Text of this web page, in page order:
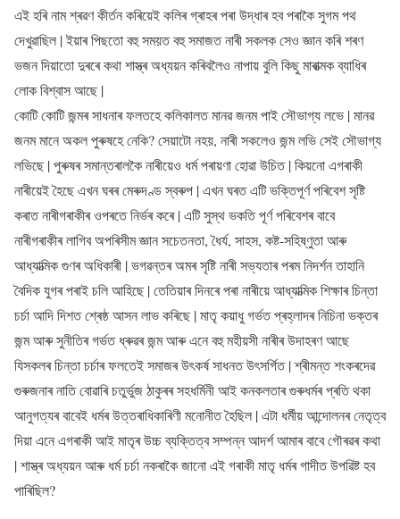
এই হৰি নাম শ্ৰৱণ কীৰ্তন কৰিয়েই কলিৰ গ্ৰাহৰ পৰা উদ্ধাৰ হব পৰাকৈ সুগম পথ
দেখুৱাছিল | ইয়াৰ পিছতো বহু সময়ত বহু সমাজত নাৰী সকলক সেও জ্ঞান কৰি শৰণ
ভজন দিয়াতো দুৰৰে কথা শাস্ত্ৰ অধ্যয়ন কৰিবলৈও নাপায় বুলি কিছু মাৰাত্মক ব্যাধিৰ
লোক বিশ্বাস আছে |
কোটি কোটি জন্মৰ সাধনাৰ ফলতহে কলিকালত মানৱ জনম পাই সৌভাগ্য লভে | মানৱ
জনম মানে অকল পুৰুষহে নেকি? সেয়াটো নহয়, নাৰী সকলেও জন্ম লভি সেই সৌভাগ্য
লভিছে | পুৰুষৰ সমান্তৰালকৈ নাৰীয়েও ধৰ্ম পৰায়ণা হোৱা উচিত | কিয়নো এগৰাকী
নাৰীয়েই হৈছে এখন ঘৰৰ মেৰুদণ্ড স্বৰুপ | এখন ঘৰত এটি ভক্তিপূৰ্ণ পৰিবেশ সৃষ্টি
কৰাত নাৰীগৰাকীৰ ওপৰতে নিৰ্ভৰ কৰে | এটি সুস্থ ভকতি পূৰ্ণ পৰিবেশৰ বাবে
নাৰীগৰাকীৰ লাগিব অপৰিসীম জ্ঞান সচেতনতা, ধৈৰ্য, সাহস, কষ্ট-সহিষ্ণুতা আৰু
আধ্যাত্মিক গুণৰ অধিকাৰী | ভগৱন্তৰ অমৰ সৃষ্টি নাৰী সভ্যতাৰ পৰম নিদৰ্শন তাহানি
বৈদিক যুগৰ পৰাই চলি আহিছে | তেতিয়াৰ দিনৰে পৰা নাৰীয়ে আধ্যাত্মিক শিক্ষাৰ চিন্তা
চৰ্চা আদি দিশত শ্ৰেষ্ঠ আসন লাভ কৰিছে | মাতৃ কয়াধু গৰ্ভত প্ৰহ্লাদৰ নিচিনা ভক্তৰ
জন্ম আৰু সুনীতিৰ গৰ্ভত ধ্ৰুৱৰ জন্ম আৰু এনে বহু মহীয়সী নাৰীৰ উদাহৰণ আছে
যিসকলৰ চিন্তা চৰ্চাৰ ফলতেই সমাজৰ উৎকৰ্ষ সাধনত উৎসৰ্গিত | শ্ৰীমন্ত শংকৰদেৱ
গুৰুজনাৰ নাতি বোৱাৰি চতুৰ্ভুজ ঠাকুৰৰ সহধৰ্মিনী আই কনকলতাৰ গুৰুধৰ্মৰ প্ৰতি থকা
আনুগত্যৰ বাবেই ধৰ্মৰ উত্তৰাধিকাৰিণী মনোনীত হৈছিল | এটা ধৰ্মীয় আন্দোলনৰ নেতৃত্ব
দিয়া এনে এগৰাকী আই মাতৃৰ উচ্চ ব্যক্তিত্ব সম্পন্ন আদৰ্শ আমাৰ বাবে গৌৰৱৰ কথা
| শাস্ত্ৰ অধ্যয়ন আৰু ধৰ্ম চৰ্চা নকৰাকৈ জানো এই গৰাকী মাতৃ ধৰ্মৰ গাদীত উপৱিষ্ট হব
পাৰিছিল?